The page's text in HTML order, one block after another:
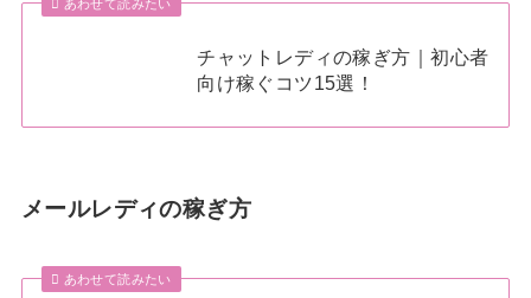
あわせて読みたい
チャットレディの稼ぎ方｜初心者
向け稼ぐコツ15選！
メールレディの稼ぎ方
あわせて読みたい